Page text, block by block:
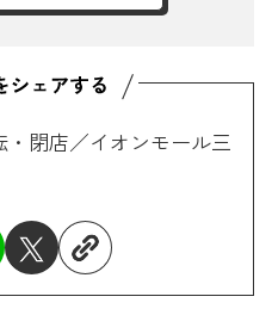
・閉店／イオンモール三